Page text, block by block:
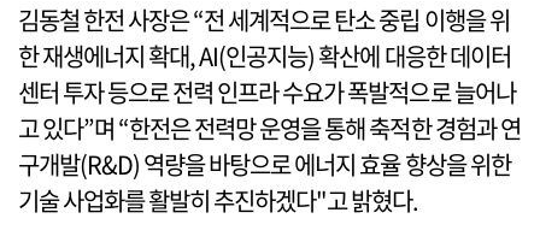
김동철 한전 사장은 “전 세계적으로 탄소 중립 이행을 위
한 재생에너지 확대, AI(인공지능) 확산에 대응한 데이터
센터 투자 등으로 전력 인프라 수요가 폭발적으로 늘어나
고 있다”며 “한전은 전력망 운영을 통해 축적한 경험과 연
구개발(R&D) 역량을 바탕으로 에너지 효율 향상을 위한
기술 사업화를 활발히 추진하겠다"고 밝혔다.